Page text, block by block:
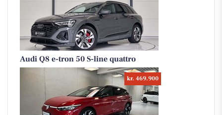
Audi Q8 e-tron 50 S-line quattro
kr. 469.900